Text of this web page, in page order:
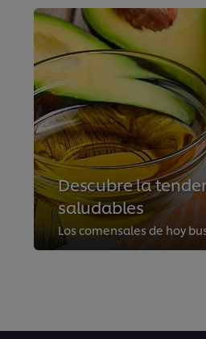
Descubre la
saludables